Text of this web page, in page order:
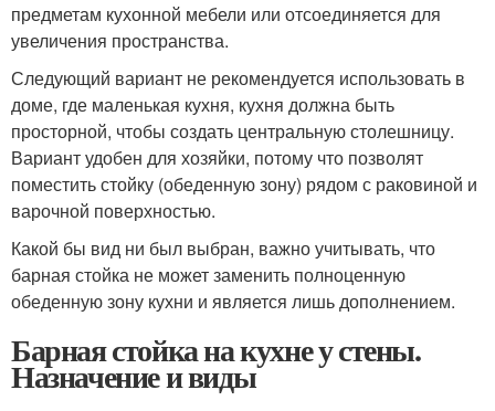
предметам кухонной мебели или отсоединяется для
увеличения пространства.
Следующий вариант не рекомендуется использовать в
доме, где маленькая кухня, кухня должна быть
просторной, чтобы создать центральную столешницу.
Вариант удобен для хозяйки, потому что позволят
поместить стойку (обеденную зону) рядом с раковиной и
варочной поверхностью.
Какой бы вид ни был выбран, важно учитывать, что
барная стойка не может заменить полноценную
обеденную зону кухни и является лишь дополнением.
Барная стойка на кухне у стены.
Назначение и виды